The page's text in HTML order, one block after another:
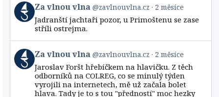
View
post
by
vlnou
vlna
on
Bluesky
Za vlnou vlna @zavlnouvlna.cz 2 měsíce
Jadranští jachtaři pozor, u Primoštenu se zase
stříli ostrejma.
View
post
by
Za vlnou vlna @zavlnouvlna.cz 2 měsíce
Jaroslav Foršt hřebíčkem na hlavičku. Z těch
odborníků na COLREG, co se minulý týden
vyrojili na internetech, mě už začala bolet
hlava. Tady je to s tou "předností" moc hezky